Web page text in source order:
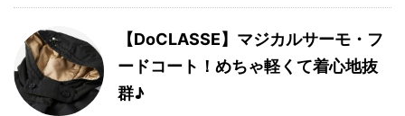
【DoCLASSE】マジカルサーモ・フ
ードコート！めちゃ軽くて着心地抜
群♪